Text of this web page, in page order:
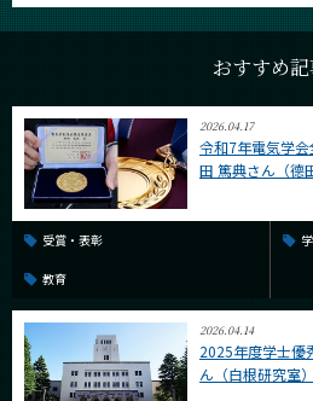
おすすめ
2026.04.17
令和7年電気学
田 篤典さん（德
受賞・表彰
教育
2026.04.14
2025年度学士優
ん（白根研究室